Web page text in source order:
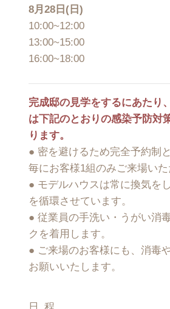
8月28日(日)
10:00~12:00
13:00~15:00
16:00~18:00
完成邸の見学をするにあたり
は下記のとおりの感染予防対
ります。
● 密を避けるため完全予約制
毎にお客様1組のみご来場いた
● モデルハウスは常に換気を
を循環させています。
● 従業員の手洗い・うがい消
クを着用します。
● ご来場のお客様にも、消毒
お願いいたします。